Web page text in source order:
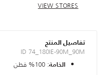
VIEW STORES
تفاصيل المنتج
ID 74_180IE-90M_90M
الخامة: 100% قطن